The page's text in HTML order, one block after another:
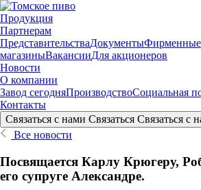
Продукция
Партнерам
ПредставительстваДокументыФирменные
магазиныВакансииДля акционеров
Новости
О компании
Завод сегодняПроизводствоСоциальная
Контакты
Связаться с нами Связаться Связаться с
Все новости
Посвящается Карлу Крюгеру,
его супруге Александре.